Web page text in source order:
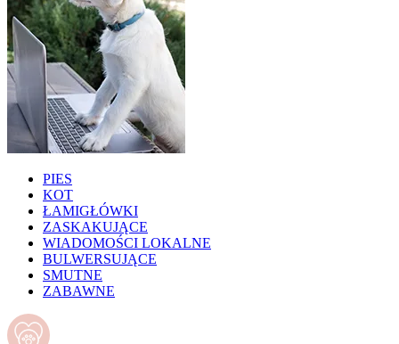
PIES
KOT
ŁAMIGŁÓWKI
ZASKAKUJĄCE
WIADOMOŚCI LOKALNE
BULWERSUJĄCE
SMUTNE
ZABAWNE